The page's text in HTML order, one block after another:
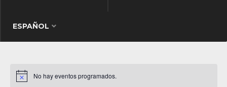
ESPAÑOL
No hay eventos programados.